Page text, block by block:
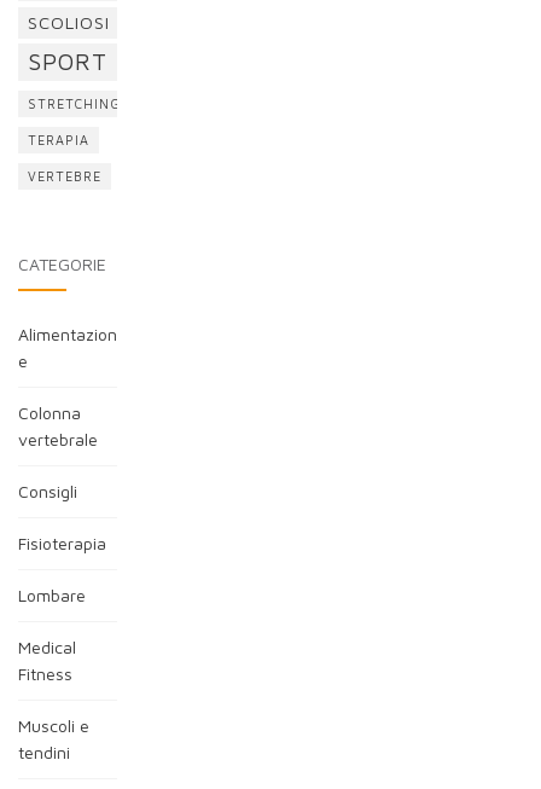
SCOLIOSI
SPORT
STRETCHING
TERAPIA
VERTEBRE
CATEGORIE
Alimentazion
e
Colonna
vertebrale
Consigli
Fisioterapia
Lombare
Medical
Fitness
Muscoli e
tendini